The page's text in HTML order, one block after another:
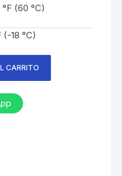
°F (60 °C)
(-18 °C)
CARRITO